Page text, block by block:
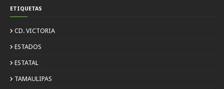
ETIQUETAS
CD. VICTORIA
ESTADOS
ESTATAL
TAMAULIPAS